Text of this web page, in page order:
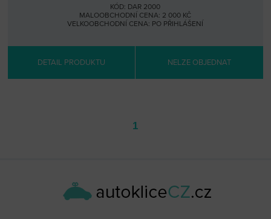
KÓD: DAR 2000
MALOOBCHODNÍ CENA: 2 000 KČ
VELKOOBCHODNÍ CENA: PO PŘIHLÁŠENÍ
DETAIL PRODUKTU NELZE OBJEDNAT
1